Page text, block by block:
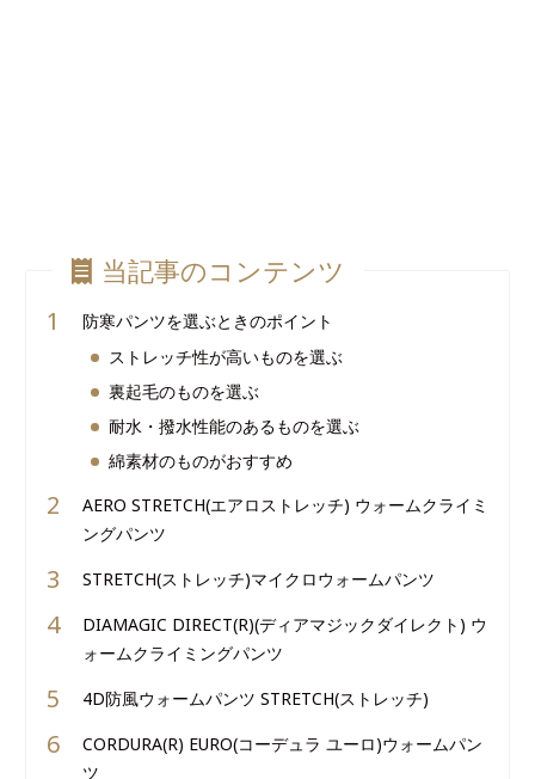
当記事のコンテンツ
防寒パンツを選ぶときのポイント
ストレッチ性が高いものを選ぶ
裏起毛のものを選ぶ
耐水・撥水性能のあるものを選ぶ
綿素材のものがおすすめ
AERO STRETCH(エアロストレッチ) ウォームクライミ
ングパンツ
STRETCH(ストレッチ)マイクロウォームパンツ
DIAMAGIC DIRECT(R)(ディアマジックダイレクト) ウ
ォームクライミングパンツ
4D防風ウォームパンツ STRETCH(ストレッチ)
CORDURA(R) EURO(コーデュラ ユーロ)ウォームパン
ツ